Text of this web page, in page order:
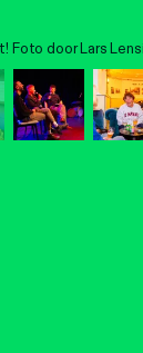
Foto door Lars